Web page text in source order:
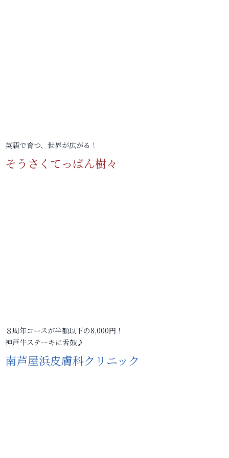
英語で育つ、世界が広がる！
そうさくてっぱん樹々
８周年コースが半額以下の8,000円！
神戸牛ステーキに舌鼓♪
南芦屋浜皮膚科クリニック